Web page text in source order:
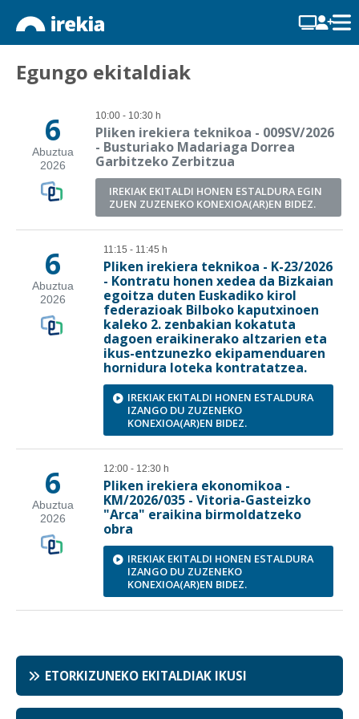
Egungo ekitaldiak
ETORKIZUNEKO EKITALDIAK IKUSI